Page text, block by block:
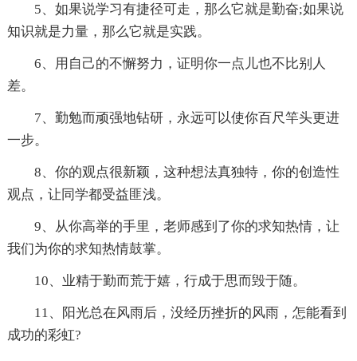
5、如果说学习有捷径可走，那么它就是勤奋;如果说
知识就是力量，那么它就是实践。
6、用自己的不懈努力，证明你一点儿也不比别人
差。
7、勤勉而顽强地钻研，永远可以使你百尺竿头更进
一步。
8、你的观点很新颖，这种想法真独特，你的创造性
观点，让同学都受益匪浅。
9、从你高举的手里，老师感到了你的求知热情，让
我们为你的求知热情鼓掌。
10、业精于勤而荒于嬉，行成于思而毁于随。
11、阳光总在风雨后，没经历挫折的风雨，怎能看到
成功的彩虹?